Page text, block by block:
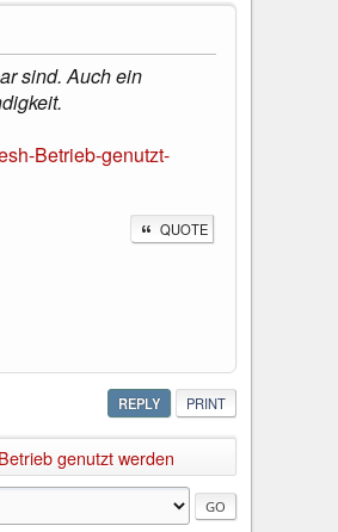
sind. Auch ein
Betrieb-genutzt-
QUOTE
REPLY PRINT
genutzt werden